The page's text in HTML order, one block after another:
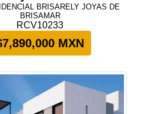
BRISARELY JOYAS DE
BRISAMAR
RCV10233
MXN